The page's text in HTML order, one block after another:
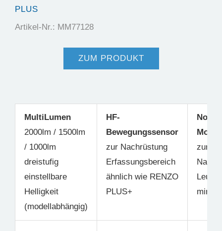
PLUS
Artikel-Nr.: MM77128
ZUM PRODUKT
MultiLumen
2000lm / 1500lm
/ 1000lm
dreistufig
einstellbare
Helligkeit
(modellabhängig)
HF-
Bewegungssensor
zur Nachrüstung
Erfassungsbereich
ähnlich wie RENZO
PLUS+
Modul
zur
mind.